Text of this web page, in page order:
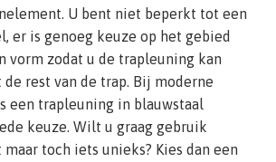
U bent niet beperkt tot een
er is genoeg keuze op het gebied
vorm zodat u de trapleuning kan
rest van de trap. Bij moderne
een trapleuning in blauwstaal
keuze. Wilt u graag gebruik
maar toch iets unieks? Kies dan een